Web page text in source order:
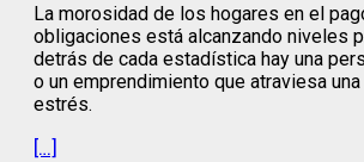
La morosidad de los hogares en el
obligaciones está alcanzando niveles
detrás de cada estadística hay una
o un emprendimiento que atraviesa
estrés.
[…]